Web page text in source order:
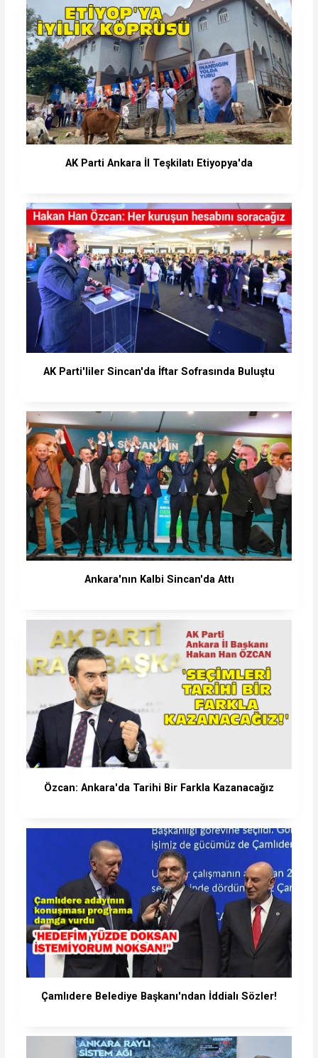
AK Parti Ankara İl Teşkilatı Etiyopya'da
AK Parti'liler Sincan'da İftar Sofrasında Buluştu
Ankara'nın Kalbi Sincan'da Attı
Özcan: Ankara'da Tarihi Bir Farkla Kazanacağız
Çamlıdere Belediye Başkanı'ndan İddialı Sözler!